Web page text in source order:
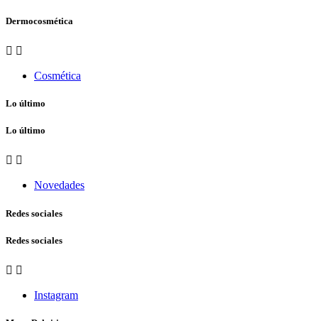
Dermocosmética
 
Cosmética
Lo último
Lo último
 
Novedades
Redes sociales
Redes sociales
 
Instagram